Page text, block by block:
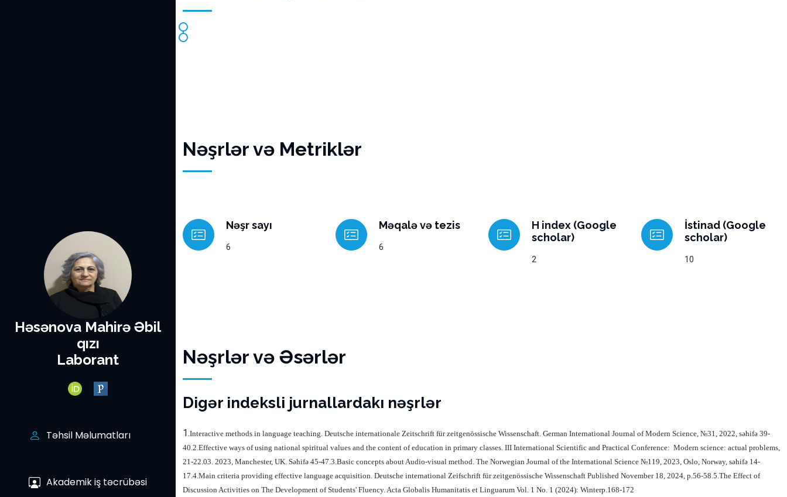
Həsənova Mahirə Əbil
qızı
Laborant
Təhsil Məlumatları
Akademik iş təcrübəsi
Nəşrlər və Metriklər
Nəşr sayı
6
Məqalə və tezis
6
H index (Google
scholar)
2
İstinad (Google
scholar)
10
Nəşrlər və Əsərlər
Digər indeksli jurnallardakı nəşrlər
1.Interactive methods in language teaching. Deutsche internationale Zeitschrift für zeitgenössische Wissenschaft. German International Journal of Modern Science, №31, 2022, səhifə 39-
40.2.Effective ways of using national spiritual values and the content of education in primary classes. III International Scientific and Practical Conference: Modern science: actual problems,
21-22.03. 2023, Manchester, UK. Səhifə 45-47.3.Basic concepts about Audio-visual method. The Norwegian Journal of the International Science №119, 2023, Oslo, Norway, səhifə 14-
17.4.Main criteria providing effective language acquisition. Deutsche international Zeifschrift für zeitgenössische Wissenschaft Published November 18, 2024, p.56-58.5.The Effect of
Discussion Activities on The Development of Students' Fluency. Acta Globalis Humanitatis et Linguarum Vol. 1 No. 1 (2024): Winterp.168-172